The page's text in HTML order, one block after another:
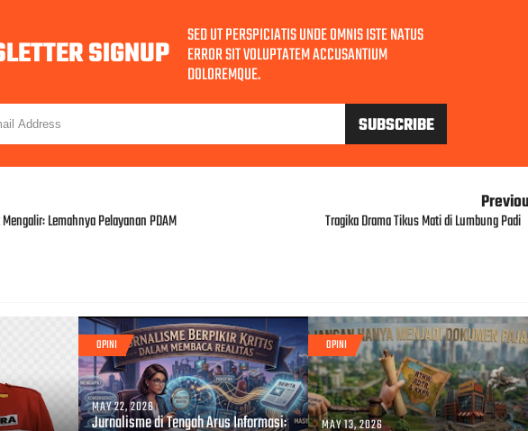
SIGNUP SED UT PERSPICIATIS UNDE OMNIS ISTE NATUS
ERROR SIT VOLUPTATEM ACCUSANTIUM
DOLOREMQUE.
Lemahnya Pelayanan PDAM Tragika Drama Tikus Mati di Lumbung Padi
OPINI
MAY 22, 2026
Jurnalisme di Tengah Arus Informasi:
OPINI
MAY 13, 2026